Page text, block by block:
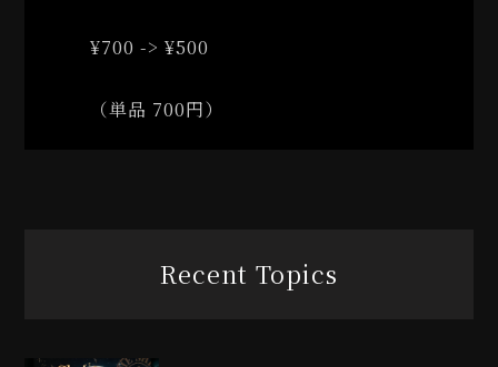
¥700 -> ¥500
（単品 700円）
Recent Topics